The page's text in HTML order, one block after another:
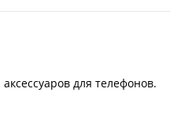
для телефонов.